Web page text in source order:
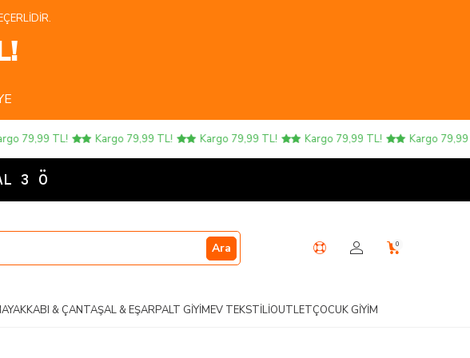
79,99 TL! Kargo 79,99 TL! Kargo 79,99 TL! Kargo 79,99 TL! Kargo 79,99
ÖDE!
Ara 0
AYAKKABI & ÇANTAŞAL & EŞARPALT GIYIMEV TEKSTILIOUTLETÇOCUK GIYIM